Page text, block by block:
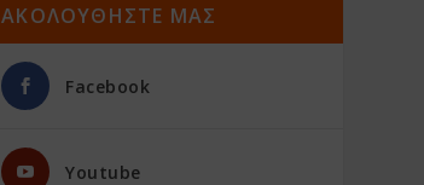
ΑΚΟΛΟΥΘΗΣΤΕ ΜΑΣ
Facebook
Youtube